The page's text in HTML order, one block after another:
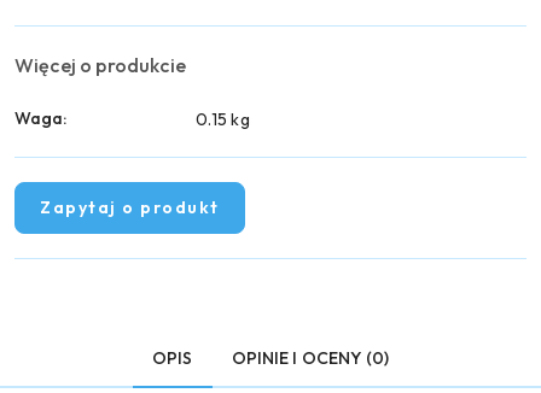
Więcej o produkcie
Waga: 0.15 kg
Zapytaj o produkt
OPIS OPINIE I OCENY (0)